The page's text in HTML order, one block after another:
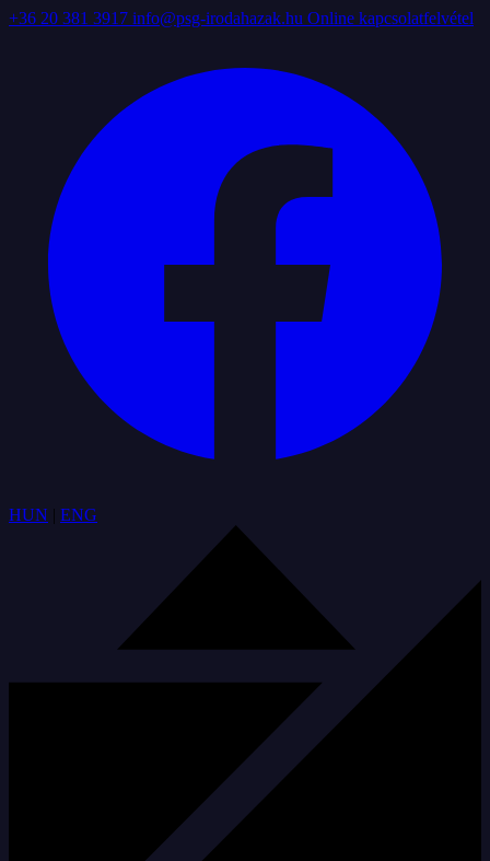
+36 20 381 3917 info@psg-irodahazak.hu Online kapcsolatfelvétel
HUN | ENG